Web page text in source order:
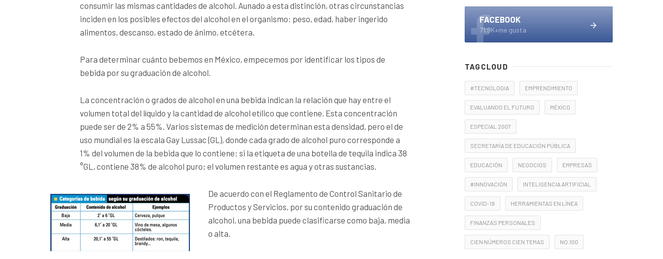
consumir las mismas cantidades de alcohol. Aunado a esta distinción, otras circunstancias
inciden en los posibles efectos del alcohol en el organismo: peso, edad, haber ingerido
alimentos, descanso, estado de ánimo, etcétera.
Para determinar cuánto bebemos en México, empecemos por identificar los tipos de
bebida por su graduación de alcohol.
La concentración o grados de alcohol en una bebida indican la relación que hay entre el
volumen total del líquido y la cantidad de alcohol etílico que contiene. Esta concentración
puede ser de 2% a 55%. Varios sistemas de medición determinan esta densidad, pero el de
uso mundial es la escala Gay Lussac (GL), donde cada grado de alcohol puro corresponde a
1% del volumen de la bebida que lo contiene: si la etiqueta de una botella de tequila indica 38
°GL, contiene 38% de alcohol puro; el volumen restante es agua y otras sustancias.
De acuerdo con el Reglamento de Control Sanitario de
Productos y Servicios, por su contenido graduación de
alcohol, una bebida puede clasificarse como baja, media
o alta.
FACEBOOK
71.9K+me gusta
TAGCLOUD
#TECNOLOGIA EMPRENDIMIENTO
EVALUANDO EL FUTURO MÉXICO
ESPECIAL 2007
SECRETARÍA DE EDUCACIÓN PÚBLICA
EDUCACIÓN NEGOCIOS EMPRESAS
#INNOVACIÓN INTELIGENCIA ARTIFICIAL
COVID-19 HERRAMIENTAS EN LÍNEA
FINANZAS PERSONALES
CIEN NÚMEROS CIEN TEMAS NO.100